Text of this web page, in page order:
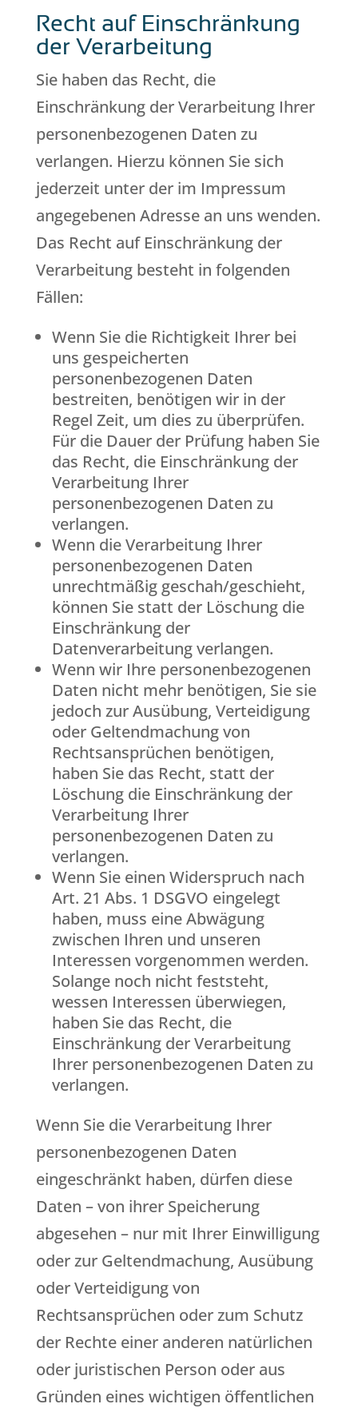
Recht auf Einschränkung
der Verarbeitung
Sie haben das Recht, die
Einschränkung der Verarbeitung Ihrer
personenbezogenen Daten zu
verlangen. Hierzu können Sie sich
jederzeit unter der im Impressum
angegebenen Adresse an uns wenden.
Das Recht auf Einschränkung der
Verarbeitung besteht in folgenden
Fällen:
Wenn Sie die Richtigkeit Ihrer bei
uns gespeicherten
personenbezogenen Daten
bestreiten, benötigen wir in der
Regel Zeit, um dies zu überprüfen.
Für die Dauer der Prüfung haben Sie
das Recht, die Einschränkung der
Verarbeitung Ihrer
personenbezogenen Daten zu
verlangen.
Wenn die Verarbeitung Ihrer
personenbezogenen Daten
unrechtmäßig geschah/geschieht,
können Sie statt der Löschung die
Einschränkung der
Datenverarbeitung verlangen.
Wenn wir Ihre personenbezogenen
Daten nicht mehr benötigen, Sie sie
jedoch zur Ausübung, Verteidigung
oder Geltendmachung von
Rechtsansprüchen benötigen,
haben Sie das Recht, statt der
Löschung die Einschränkung der
Verarbeitung Ihrer
personenbezogenen Daten zu
verlangen.
Wenn Sie einen Widerspruch nach
Art. 21 Abs. 1 DSGVO eingelegt
haben, muss eine Abwägung
zwischen Ihren und unseren
Interessen vorgenommen werden.
Solange noch nicht feststeht,
wessen Interessen überwiegen,
haben Sie das Recht, die
Einschränkung der Verarbeitung
Ihrer personenbezogenen Daten zu
verlangen.
Wenn Sie die Verarbeitung Ihrer
personenbezogenen Daten
eingeschränkt haben, dürfen diese
Daten – von ihrer Speicherung
abgesehen – nur mit Ihrer Einwilligung
oder zur Geltendmachung, Ausübung
oder Verteidigung von
Rechtsansprüchen oder zum Schutz
der Rechte einer anderen natürlichen
oder juristischen Person oder aus
Gründen eines wichtigen öffentlichen